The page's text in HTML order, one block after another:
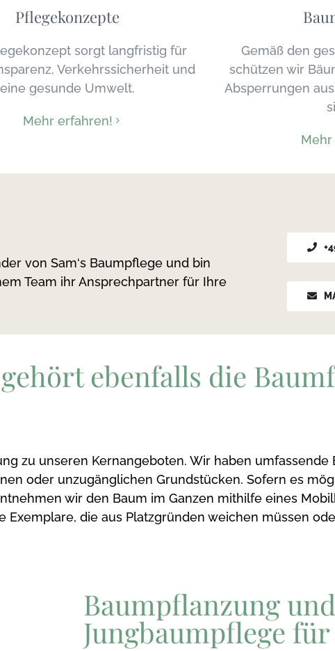
Pflegekonzepte
sorgt langfristig für
Verkehrssicherheit und
eine gesunde Umwelt.
Mehr erfahren!
Gemäß den
schützen wir
Absperrungen
von Sam‘s Baumpflege und bin
Team ihr Ansprechpartner für Ihre
ebenfalls die
zu unseren Kernangeboten. Wir haben umfassende
oder unzugänglichen Grundstücken. Sofern es
wir den Baum im Ganzen mithilfe eines
die aus Platzgründen weichen müssen
Baumpflanzung und
Jungbaumpflege